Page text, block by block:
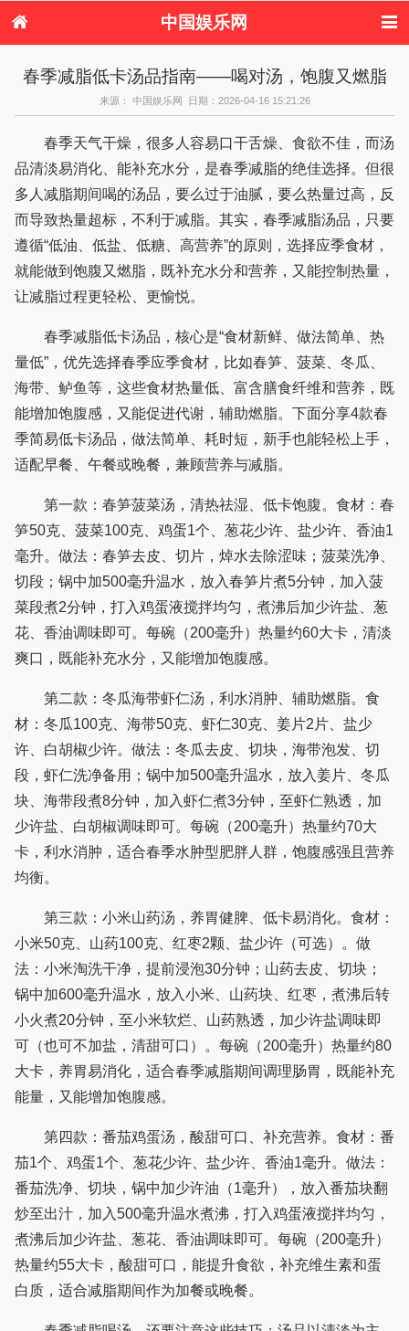
中国娱乐网
服饰
塑身 情感
健康
新娘 家庭
购物
品牌
春季减脂低卡汤品指南——喝对汤，饱腹又燃脂
来源： 中国娱乐网 日期：2026-04-16 15:21:26
春季天气干燥，很多人容易口干舌燥、食欲不佳，而汤
品清淡易消化、能补充水分，是春季减脂的绝佳选择。但很
多人减脂期间喝的汤品，要么过于油腻，要么热量过高，反
而导致热量超标，不利于减脂。其实，春季减脂汤品，只要
遵循“低油、低盐、低糖、高营养”的原则，选择应季食材，
就能做到饱腹又燃脂，既补充水分和营养，又能控制热量，
让减脂过程更轻松、更愉悦。
春季减脂低卡汤品，核心是“食材新鲜、做法简单、热
量低”，优先选择春季应季食材，比如春笋、菠菜、冬瓜、
海带、鲈鱼等，这些食材热量低、富含膳食纤维和营养，既
能增加饱腹感，又能促进代谢，辅助燃脂。下面分享4款春
季简易低卡汤品，做法简单、耗时短，新手也能轻松上手，
适配早餐、午餐或晚餐，兼顾营养与减脂。
第一款：春笋菠菜汤，清热祛湿、低卡饱腹。食材：春
笋50克、菠菜100克、鸡蛋1个、葱花少许、盐少许、香油1
毫升。做法：春笋去皮、切片，焯水去除涩味；菠菜洗净、
切段；锅中加500毫升温水，放入春笋片煮5分钟，加入菠
菜段煮2分钟，打入鸡蛋液搅拌均匀，煮沸后加少许盐、葱
花、香油调味即可。每碗（200毫升）热量约60大卡，清淡
爽口，既能补充水分，又能增加饱腹感。
第二款：冬瓜海带虾仁汤，利水消肿、辅助燃脂。食
材：冬瓜100克、海带50克、虾仁30克、姜片2片、盐少
许、白胡椒少许。做法：冬瓜去皮、切块，海带泡发、切
段，虾仁洗净备用；锅中加500毫升温水，放入姜片、冬瓜
块、海带段煮8分钟，加入虾仁煮3分钟，至虾仁熟透，加
少许盐、白胡椒调味即可。每碗（200毫升）热量约70大
卡，利水消肿，适合春季水肿型肥胖人群，饱腹感强且营养
均衡。
第三款：小米山药汤，养胃健脾、低卡易消化。食材：
小米50克、山药100克、红枣2颗、盐少许（可选）。做
法：小米淘洗干净，提前浸泡30分钟；山药去皮、切块；
锅中加600毫升温水，放入小米、山药块、红枣，煮沸后转
小火煮20分钟，至小米软烂、山药熟透，加少许盐调味即
可（也可不加盐，清甜可口）。每碗（200毫升）热量约80
大卡，养胃易消化，适合春季减脂期间调理肠胃，既能补充
能量，又能增加饱腹感。
第四款：番茄鸡蛋汤，酸甜可口、补充营养。食材：番
茄1个、鸡蛋1个、葱花少许、盐少许、香油1毫升。做法：
番茄洗净、切块，锅中加少许油（1毫升），放入番茄块翻
炒至出汁，加入500毫升温水煮沸，打入鸡蛋液搅拌均匀，
煮沸后加少许盐、葱花、香油调味即可。每碗（200毫升）
热量约55大卡，酸甜可口，能提升食欲，补充维生素和蛋
白质，适合减脂期间作为加餐或晚餐。